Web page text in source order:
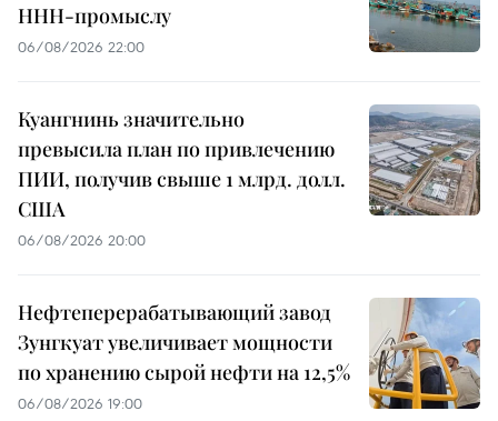
ННН-промыслу
06/08/2026 22:00
Куангнинь значительно
превысила план по привлечению
ПИИ, получив свыше 1 млрд. долл.
США
06/08/2026 20:00
Нефтеперерабатывающий завод
Зунгкуат увеличивает мощности
по хранению сырой нефти на 12,5%
06/08/2026 19:00